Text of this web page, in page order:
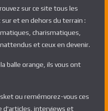
sur ce site tous les
et en dehors du terrain :
charismatiques,
et ceux en devenir.
balle orange, ils vous ont
ou remémorez-vous ces
d'articles, interviews et